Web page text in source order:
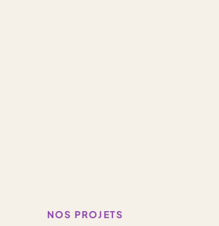
NOS PROJETS